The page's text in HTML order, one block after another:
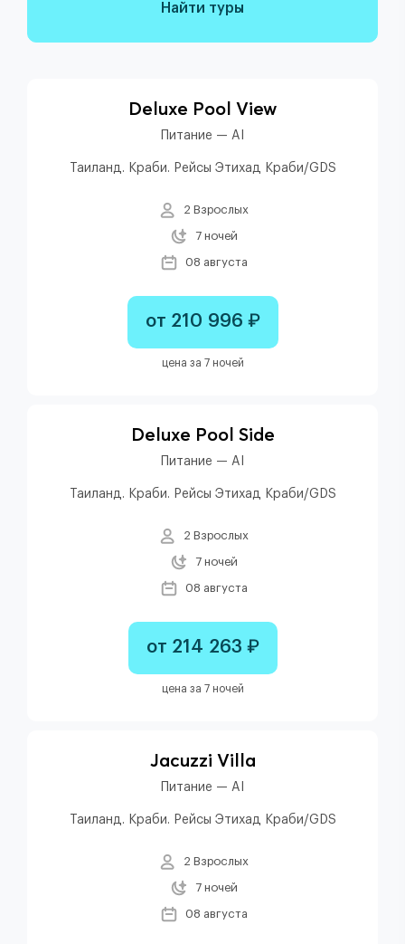
Найти туры
Deluxe Pool View
Питание — AI
Таиланд. Краби. Рейсы Этихад Краби/GDS
2 Взрослых
7 ночей
08 августа
от 210 996 ₽
цена за 7 ночей
Deluxe Pool Side
Питание — AI
Таиланд. Краби. Рейсы Этихад Краби/GDS
2 Взрослых
7 ночей
08 августа
от 214 263 ₽
цена за 7 ночей
Jacuzzi Villa
Питание — AI
Таиланд. Краби. Рейсы Этихад Краби/GDS
2 Взрослых
7 ночей
08 августа